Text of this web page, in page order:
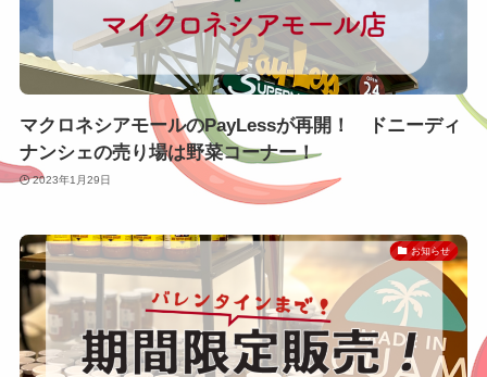
マクロネシアモールのPayLessが再開！ ドニーディ
ナンシェの売り場は野菜コーナー！
2023年1月29日
お知らせ